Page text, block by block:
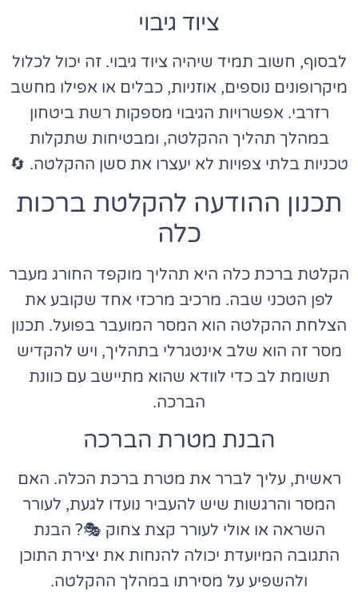
ציוד גיבוי
לבסוף, חשוב תמיד שיהיה ציוד גיבוי. זה יכול לכלול
מיקרופונים נוספים, אוזניות, כבלים או אפילו מחשב
רזרבי. אפשרויות הגיבוי מספקות רשת ביטחון
במהלך תהליך ההקלטה, ומבטיחות שתקלות
טכניות בלתי צפויות לא יעצרו את סשן ההקלטה. 🔄
תכנון ההודעה להקלטת ברכות
כלה
הקלטת ברכת כלה היא תהליך מוקפד החורג מעבר
לפן הטכני שבה. מרכיב מרכזי אחד שקובע את
הצלחת ההקלטה הוא המסר המועבר בפועל. תכנון
מסר זה הוא שלב אינטגרלי בתהליך, ויש להקדיש
תשומת לב כדי לוודא שהוא מתיישב עם כוונת
הברכה.
הבנת מטרת הברכה
ראשית, עליך לברר את מטרת ברכת הכלה. האם
המסר והרגשות שיש להעביר נועדו לגעת, לעורר
השראה או אולי לעורר קצת צחוק 🎭? הבנת
התגובה המיועדת יכולה להנחות את יצירת התוכן
ולהשפיע על מסירתו במהלך ההקלטה.